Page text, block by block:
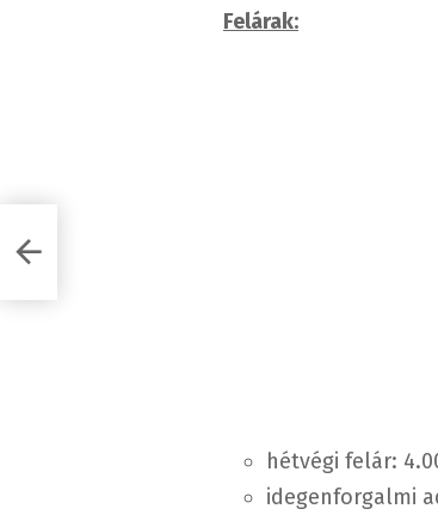
Felárak:
hétvégi felár:
idegenforgalmi